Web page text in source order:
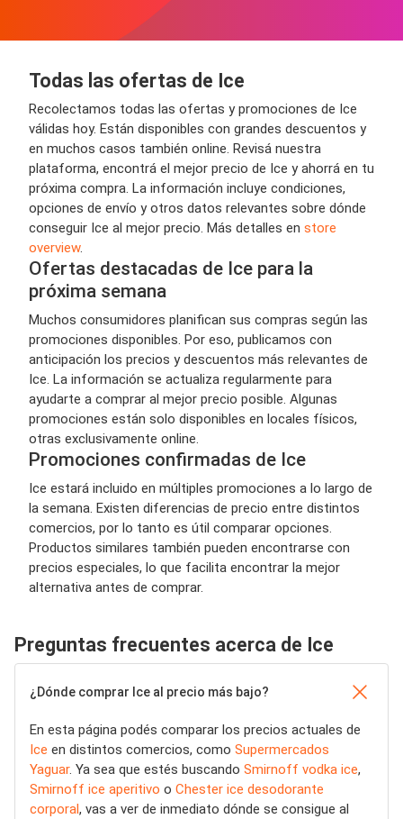
Todas las ofertas de Ice
Recolectamos todas las ofertas y promociones de Ice
válidas hoy. Están disponibles con grandes descuentos y
en muchos casos también online. Revisá nuestra
plataforma, encontrá el mejor precio de Ice y ahorrá en tu
próxima compra. La información incluye condiciones,
opciones de envío y otros datos relevantes sobre dónde
conseguir Ice al mejor precio. Más detalles en store
overview.
Ofertas destacadas de Ice para la
próxima semana
Muchos consumidores planifican sus compras según las
promociones disponibles. Por eso, publicamos con
anticipación los precios y descuentos más relevantes de
Ice. La información se actualiza regularmente para
ayudarte a comprar al mejor precio posible. Algunas
promociones están solo disponibles en locales físicos,
otras exclusivamente online.
Promociones confirmadas de Ice
Ice estará incluido en múltiples promociones a lo largo de
la semana. Existen diferencias de precio entre distintos
comercios, por lo tanto es útil comparar opciones.
Productos similares también pueden encontrarse con
precios especiales, lo que facilita encontrar la mejor
alternativa antes de comprar.
Preguntas frecuentes acerca de Ice
¿Dónde comprar Ice al precio más bajo?
En esta página podés comparar los precios actuales de
Ice en distintos comercios, como Supermercados
Yaguar. Ya sea que estés buscando Smirnoff vodka ice,
Smirnoff ice aperitivo o Chester ice desodorante
corporal, vas a ver de inmediato dónde se consigue al